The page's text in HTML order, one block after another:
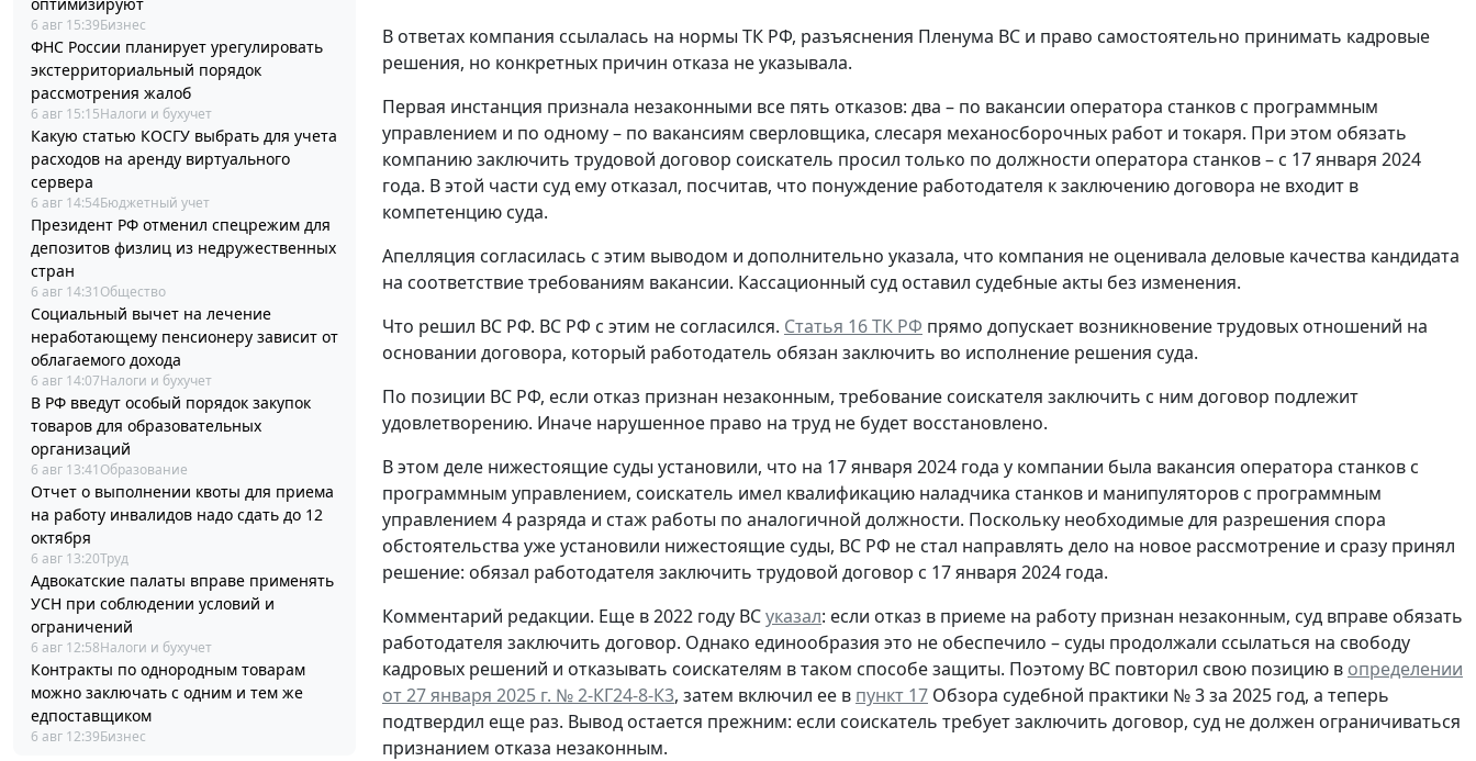
6 авг 15:39Бизнес
ФНС России планирует урегулировать
экстерриториальный порядок
рассмотрения жалоб
6 авг 15:15Налоги и бухучет
Какую статью КОСГУ выбрать для учета
расходов на аренду виртуального
сервера
6 авг 14:54Бюджетный учет
Президент РФ отменил спецрежим для
депозитов физлиц из недружественных
стран
6 авг 14:31 Общество
Социальный вычет на лечение
неработающему пенсионеру зависит от
облагаемого дохода
6 авг 14:07Налоги и бухучет
В РФ введут особый порядок закупок
товаров для образовательных
организаций
6 авг 13:41 Образование
Отчет о выполнении квоты для приема
на работу инвалидов надо сдать до 12
октября
6 авг 13:20Труд
Адвокатские палаты вправе применять
УСН при соблюдении условий и
ограничений
6 авг 12:58Налоги и бухучет
Контракты по однородным товарам
можно заключать с одним и тем же
едпоставщиком
6 авг 12:39Бизнес
В ответах компания ссылалась на нормы ТК РФ, разъяснения Пленума ВС и право самостоятельно принимать кадровые
решения, но конкретных причин отказа не указывала.
Первая инстанция признала незаконными все пять отказов: два – по вакансии оператора станков с программным
управлением и по одному – по вакансиям сверловщика, слесаря механосборочных работ и токаря. При этом обязать
компанию заключить трудовой договор соискатель просил только по должности оператора станков – с 17 января 2024
года. В этой части суд ему отказал, посчитав, что понуждение работодателя к заключению договора не входит в
компетенцию суда.
Апелляция согласилась с этим выводом и дополнительно указала, что компания не оценивала деловые качества кандидата
на соответствие требованиям вакансии. Кассационный суд оставил судебные акты без изменения.
Что решил ВС РФ. ВС РФ с этим не согласился. Статья 16 ТК РФ прямо допускает возникновение трудовых отношений на
основании договора, который работодатель обязан заключить во исполнение решения суда.
По позиции ВС РФ, если отказ признан незаконным, требование соискателя заключить с ним договор подлежит
удовлетворению. Иначе нарушенное право на труд не будет восстановлено.
В этом деле нижестоящие суды установили, что на 17 января 2024 года у компании была вакансия оператора станков с
программным управлением, соискатель имел квалификацию наладчика станков и манипуляторов с программным
управлением 4 разряда и стаж работы по аналогичной должности. Поскольку необходимые для разрешения спора
обстоятельства уже установили нижестоящие суды, ВС РФ не стал направлять дело на новое рассмотрение и сразу принял
решение: обязал работодателя заключить трудовой договор с 17 января 2024 года.
Комментарий редакции. Еще в 2022 году ВСуказал: если отказ в приеме на работу признан незаконным, суд вправе обязать
работодателя заключить договор. Однако единообразия это не обеспечило – суды продолжали ссылаться на свободу
кадровых решений и отказывать соискателям в таком способе защиты. Поэтому ВС повторил свою позицию в определении
от 27 января 2025 г. № 2-КГ24-8-К3, затем включил ее в пункт 17 Обзора судебной практики № 3 за 2025 год, а теперь
подтвердил еще раз. Вывод остается прежним: если соискатель требует заключить договор, суд не должен ограничиваться
признанием отказа незаконным.